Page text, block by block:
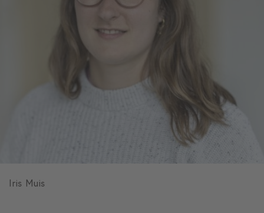
Iris Muis